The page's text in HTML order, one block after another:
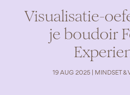
Visualisatie-
je boudoir
19 AUG 2025 MINDSET &